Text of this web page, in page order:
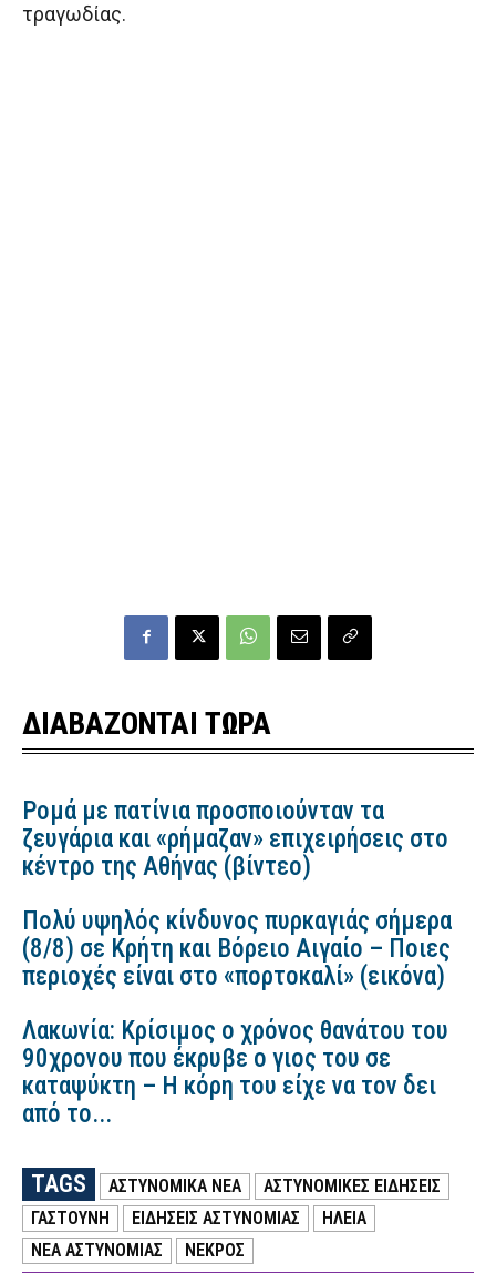
τραγωδίας.
ΔΙΑΒΑΖΟΝΤΑΙ ΤΩΡΑ
Ρομά με πατίνια προσποιούνταν τα
ζευγάρια και «ρήμαζαν» επιχειρήσεις στο
κέντρο της Αθήνας (βίντεο)
Πολύ υψηλός κίνδυνος πυρκαγιάς σήμερα
(8/8) σε Κρήτη και Βόρειο Αιγαίο – Ποιες
περιοχές είναι στο «πορτοκαλί» (εικόνα)
Λακωνία: Κρίσιμος ο χρόνος θανάτου του
90χρονου που έκρυβε ο γιος του σε
καταψύκτη – Η κόρη του είχε να τον δει
από το...
TAGS ΑΣΤΥΝΟΜΙΚΑ ΝΕΑ
ΑΣΤΥΝΟΜΙΚΕΣ ΕΙΔΗΣΕΙΣ
ΓΑΣΤΟΎΝΗ
ΕΙΔΗΣΕΙΣ ΑΣΤΥΝΟΜΙΑΣ
ΗΛΕΙΑ
ΝΕΑ ΑΣΤΥΝΟΜΙΑΣ
ΝΕΚΡΟΣ